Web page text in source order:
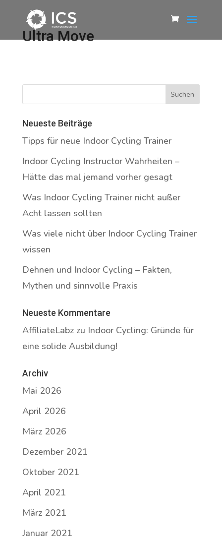
Ultra Move
Neueste Beiträge
Tipps für neue Indoor Cycling Trainer
Indoor Cycling Instructor Wahrheiten –
Hätte das mal jemand vorher gesagt
Was Indoor Cycling Trainer nicht außer
Acht lassen sollten
Was viele nicht über Indoor Cycling Trainer
wissen
Dehnen und Indoor Cycling – Fakten,
Mythen und sinnvolle Praxis
Neueste Kommentare
AffiliateLabzzu Indoor Cycling: Gründe für
eine solide Ausbildung!
Archiv
Mai 2026
April 2026
März 2026
Dezember 2021
Oktober 2021
April 2021
März 2021
Januar 2021